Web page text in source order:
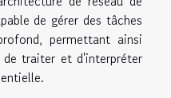
de gérer des tâches
permettant ainsi
de traiter et d'interpréter